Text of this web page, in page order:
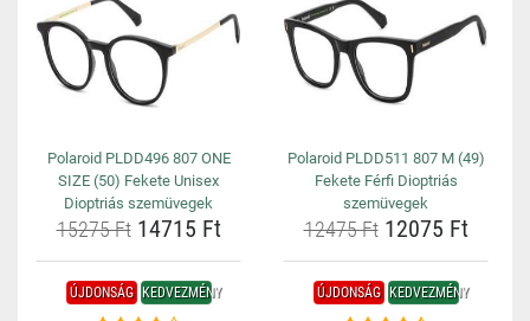
Polaroid PLDD496 807 ONE
SIZE (50) Fekete Unisex
Dioptriás szemüvegek
15275 Ft14715 Ft
Polaroid PLDD511 807 M (49)
Fekete Férfi Dioptriás
szemüvegek
12475 Ft12075 Ft
ÚJDONSÁG KEDVEZMÉNY ÚJDONSÁG KEDVEZMÉNY